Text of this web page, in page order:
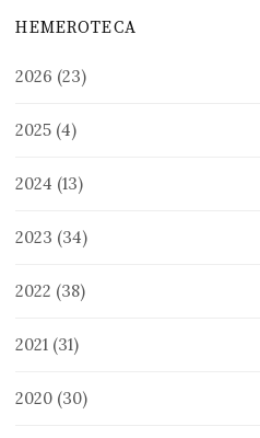
HEMEROTECA
2026 (23)
2025 (4)
2024 (13)
2023 (34)
2022 (38)
2021 (31)
2020 (30)